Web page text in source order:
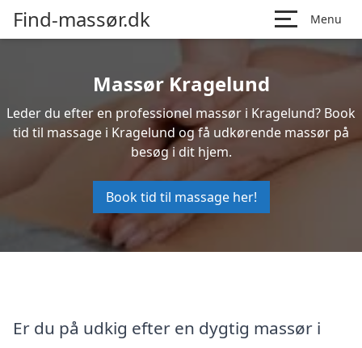
Find-massør.dk Menu
Massør Kragelund
Leder du efter en professionel massør i Kragelund? Book
tid til massage i Kragelund og få udkørende massør på
besøg i dit hjem.
Book tid til massage her!
Er du på udkig efter en dygtig massør i